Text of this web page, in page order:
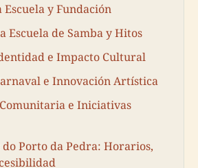
Escuela y Fundación
Escuela de Samba y Hitos
e Impacto Cultural
e Innovación Artística
e Iniciativas
Porto da Pedra: Horarios,